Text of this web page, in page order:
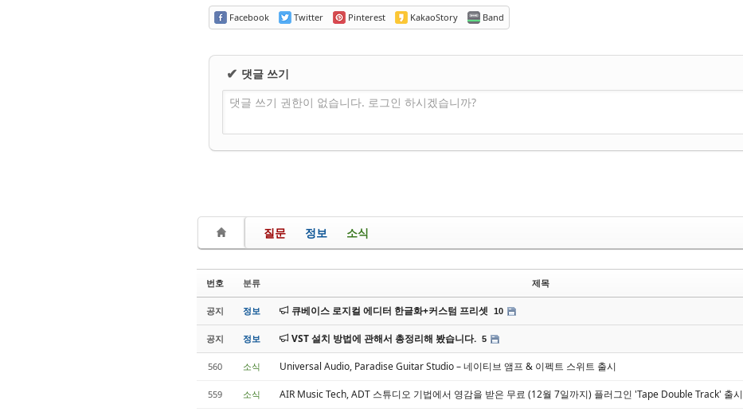
Facebook Twitter Pinterest KakaoStory Band
✔ 댓글 쓰기
댓글 쓰기 권한이 없습니다. 로그인 하시겠습니까?
질문 정보 소식
번호 분류 제목
공지 정보 큐베이스 로지컬 에디터 한글화+커스텀 프리셋 10
공지 정보 VST 설치 방법에 관해서 총정리해 봤습니다. 5
560 소식 Universal Audio, Paradise Guitar Studio – 네이티브 앰프 & 이펙트 스위트 출시
559 소식 AIR Music Tech, ADT 스튜디오 기법에서 영감을 받은 무료 (12월 7일까지) 플러그인 'Tape Double Track' 출시